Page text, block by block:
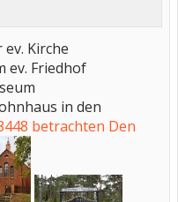
Kirche
ev. Friedhof
in den
betrachten Den